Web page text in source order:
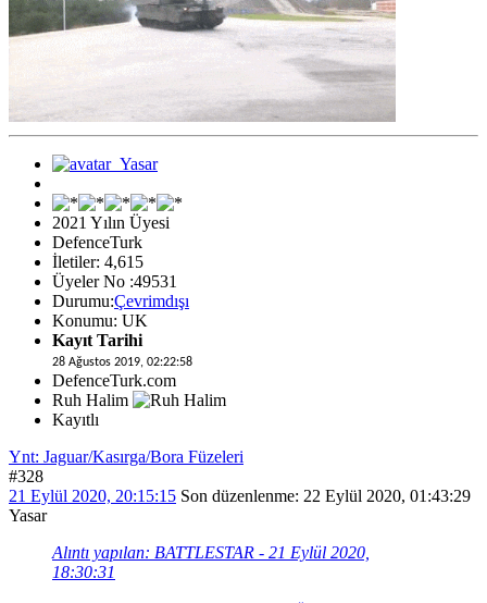
2021 Yılın Üyesi
DefenceTurk
İletiler: 4,615
Üyeler No :49531
Durumu:Çevrimdışı
Konumu: UK
Kayıt Tarihi
28 Ağustos 2019, 02:22:58
DefenceTurk.com
Ruh Halim
Kayıtlı
Ynt: Jaguar/Kasırga/Bora Füzeleri
#328
21 Eylül 2020, 20:15:15 Son düzenlenme: 22 Eylül 2020, 01:43:29
Yasar
Alıntı yapılan: BATTLESTAR - 21 Eylül 2020,
18:30:31